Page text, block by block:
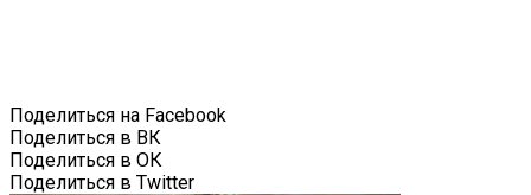
Поделиться на Facebook
Поделиться в ВК
Поделиться в ОК
Поделиться в Twitter